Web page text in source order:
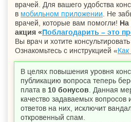
врачей. Для вашего удобства
в мобильном приложении . Не
врачей, которые вам помогли! На
акция «Поблагодарить – это
Вы врач и хотите
Ознакомьтесь с инструкцией «Как
В целях повышения уровня
публикацию вопроса теперь
плата в 10 бонусов . Данная
качество задаваемых вопросов
ответов на них, исключит
откровенный спам.